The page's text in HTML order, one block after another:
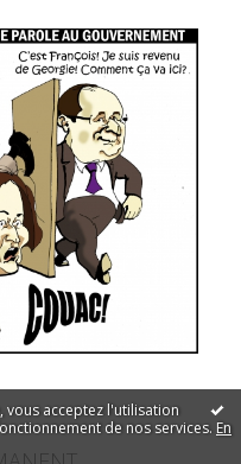
vous acceptez l'utilisation
de nos services. En